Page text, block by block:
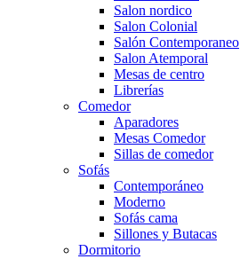
Salon nordico
Salon Colonial
Salón Contemporaneo
Salon Atemporal
Mesas de centro
Librerías
Comedor
Aparadores
Mesas Comedor
Sillas de comedor
Sofás
Contemporáneo
Moderno
Sofás cama
Sillones y Butacas
Dormitorio